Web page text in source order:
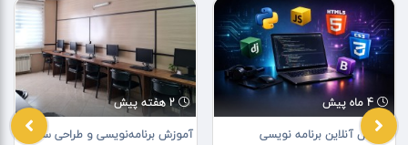
2 هفته پیش
آموزش برنامه‌نویسی و طراحی سایت
4 ماه پیش
آموزش آنلاین برنامه نویسی